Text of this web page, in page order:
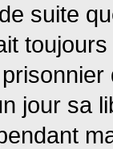
suite
jour sa